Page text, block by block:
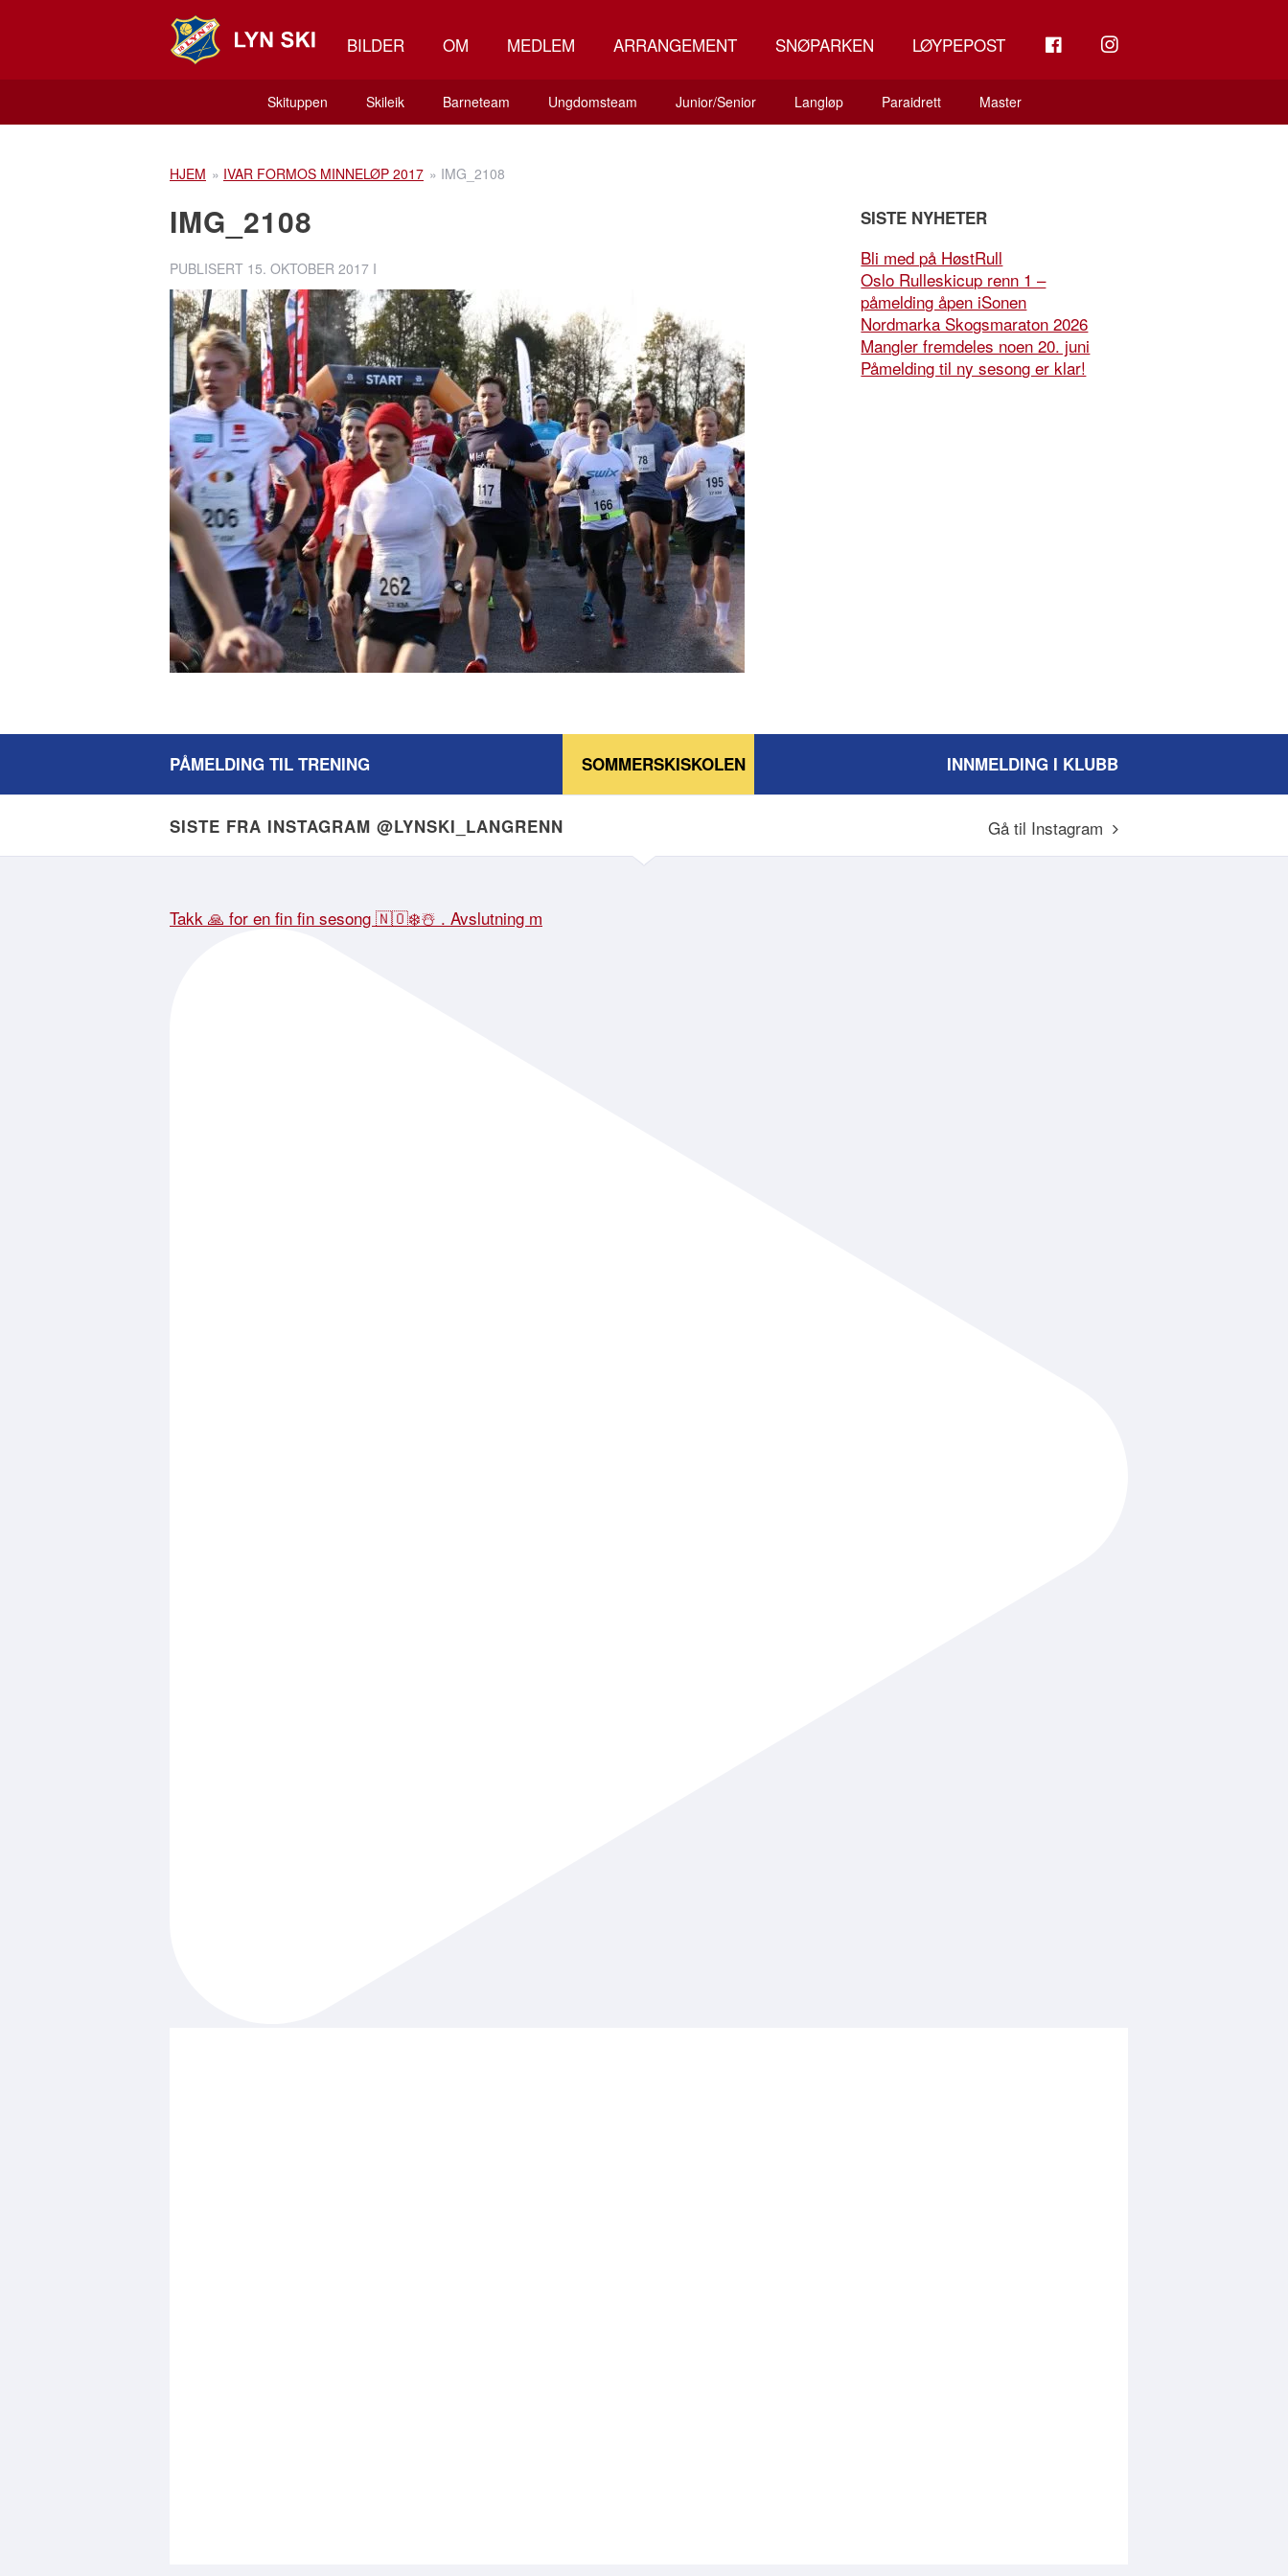
BILDER OM MEDLEM ARRANGEMENT SNØPARKEN LØYPEPOST INSTAGRAM
Skituppen Skileik Barneteam Ungdomsteam Junior/Senior Langløp Paraidrett Master
HJEM » IVAR FORMOS MINNELØP 2017 » IMG_2108
IMG_2108
PUBLISERT 15. OKTOBER 2017 I
SISTE NYHETER
Bli med på HøstRull
Oslo Rulleskicup renn 1 –
påmelding åpen iSonen
Nordmarka Skogsmaraton 2026
Mangler fremdeles noen 20. juni
Påmelding til ny sesong er klar!
PÅMELDING TIL TRENING INNMELDING I KLUBB
SOMMERSKISKOLEN
SISTE FRA INSTAGRAM @LYNSKI_LANGRENN Gå til Instagram
Takk 🙏 for en fin fin sesong 🇳🇴❄️☃️ . Avslutning m